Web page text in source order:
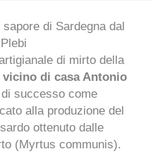
di Sardegna dal
di mirto della
di casa Antonio
successo come
alla produzione del
ottenuto dalle
(Myrtus communis).